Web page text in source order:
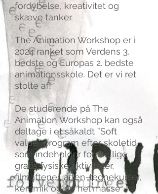
fordybelse, kreativitet og
skæve tanker.
The Animation Workshop er i
2024 ranket som Verdens 3.
bedste og Europas 2. bedste
animationsskole. Det er vi ret
stolte af!
De studerende på The
Animation Workshop kan også
deltage i et såkaldt ”Soft
value” program efter skoletid,
som indeholder forskellige
gratis fysiske aktiviteter,
filmaftener, aften-tegnekurser,
keramik og en hel masse